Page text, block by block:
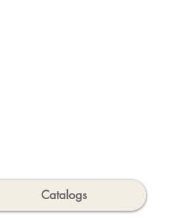
Catalogs